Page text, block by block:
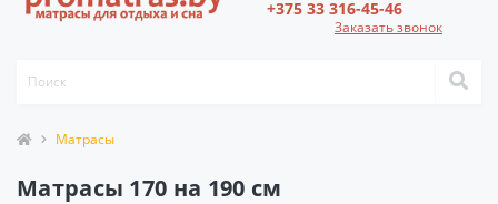
+375 33 316-45-46
Заказать звонок
Матрасы
Матрасы 170 на 190 см